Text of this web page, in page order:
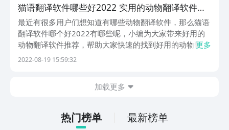
猫语翻译软件哪些好2022 实用的动物翻译软件分
享
最近有很多用户们想知道有哪些动物翻译软件，那么猫语
翻译软件哪个好2022有哪些呢，小编为大家带来好用的
动物翻译软件推荐，帮助大家快速的找到好用的动物翻译
软件，解决用户们动物翻译方面的问题，快来看看都有哪
更多
2022-08-19 15:59:32
加载更多
热门榜单 最新榜单